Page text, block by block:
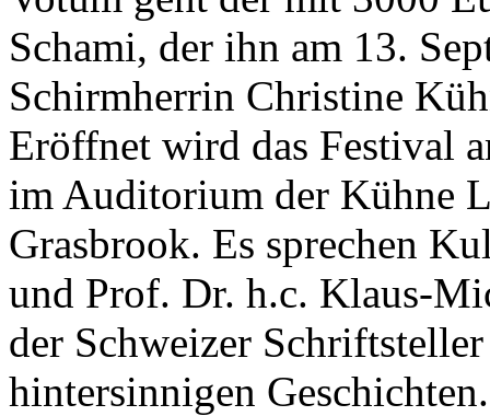
Schami, der ihn am 13.
Schirmherrin Christine
Eröffnet wird das Festival
im Auditorium der Kühne
Grasbrook. Es sprechen
und Prof. Dr. h.c. Klaus-
der Schweizer
hintersinnigen Geschichten.